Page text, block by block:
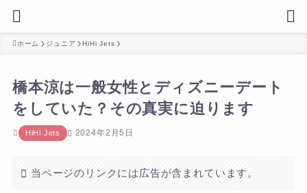
ホーム ジュニア HiHi Jets
橋本涼は一般女性とディズニーデート
をしていた？その真実に迫ります
HiHi Jets 2024年2月5日
当ページのリンクには広告が含まれています。